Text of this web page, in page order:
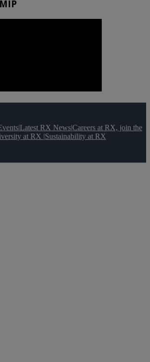
|Latest RX News|Careers at RX, join the
at RX |Sustainability at RX